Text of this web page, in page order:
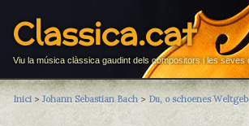
Classica.cat
Viu la música clàssica gaudint dels compositors i les seves
Inici > Johann Sebastian Bach > Du, o schoenes